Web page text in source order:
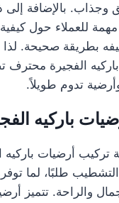
وجذاب. بالإضافة إلى
مهمة للعملاء حول
بطريقة صحيحة. لذا
الفجيرة
تدوم طويلاً.
باركيه
أرضيات باركيه
طلبًا، لما
والراحة. تتميز